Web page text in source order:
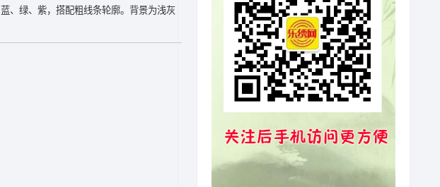
、绿、紫，搭配粗线条轮廓。背景为浅灰